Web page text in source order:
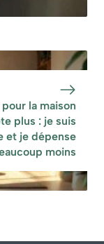
la maison
plus : je suis
et je dépense
moins